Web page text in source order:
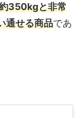
350kgと非常
通せる商品であ